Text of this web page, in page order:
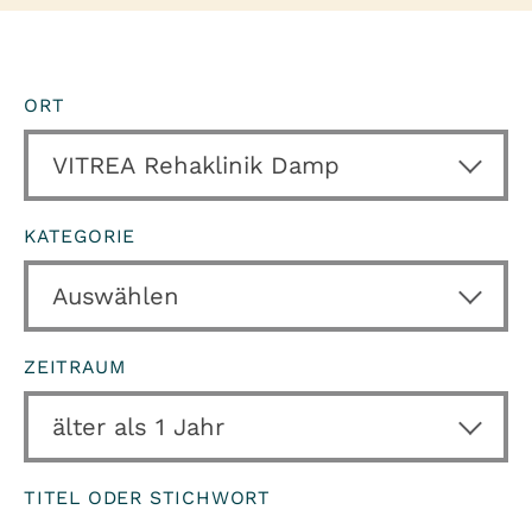
ORT
KATEGORIE
ZEITRAUM
TITEL ODER STICHWORT